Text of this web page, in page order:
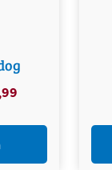
Huidige
is: